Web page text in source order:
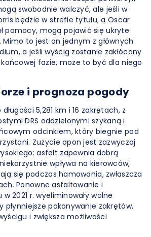
swobodnie walczyć, ale jeśli w
będzie w strefie tytułu, a Oscar
pomocy, mogą pojawić się ukryte
Mimo to jest on jednym z głównych
a jeśli wyścig zostanie zakłócony
fazie, może to być dla niego
i prognoza pogody
5,281 km i 16 zakrętach, z
DRS oddzielonymi szykaną i
odcinkiem, który biegnie pod
Zużycie opon jest zazwyczaj
asfalt zapewnia dobrą
wpływa na kierowców,
się podczas hamowania, zwłaszcza
Ponowne asfaltowanie i
2021 r. wyeliminowały wolne
płynniejsze pokonywanie zakrętów,
i zwiększa możliwości